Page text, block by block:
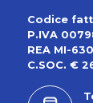
Codice
P.IVA
REA MI-
C.SOC. €